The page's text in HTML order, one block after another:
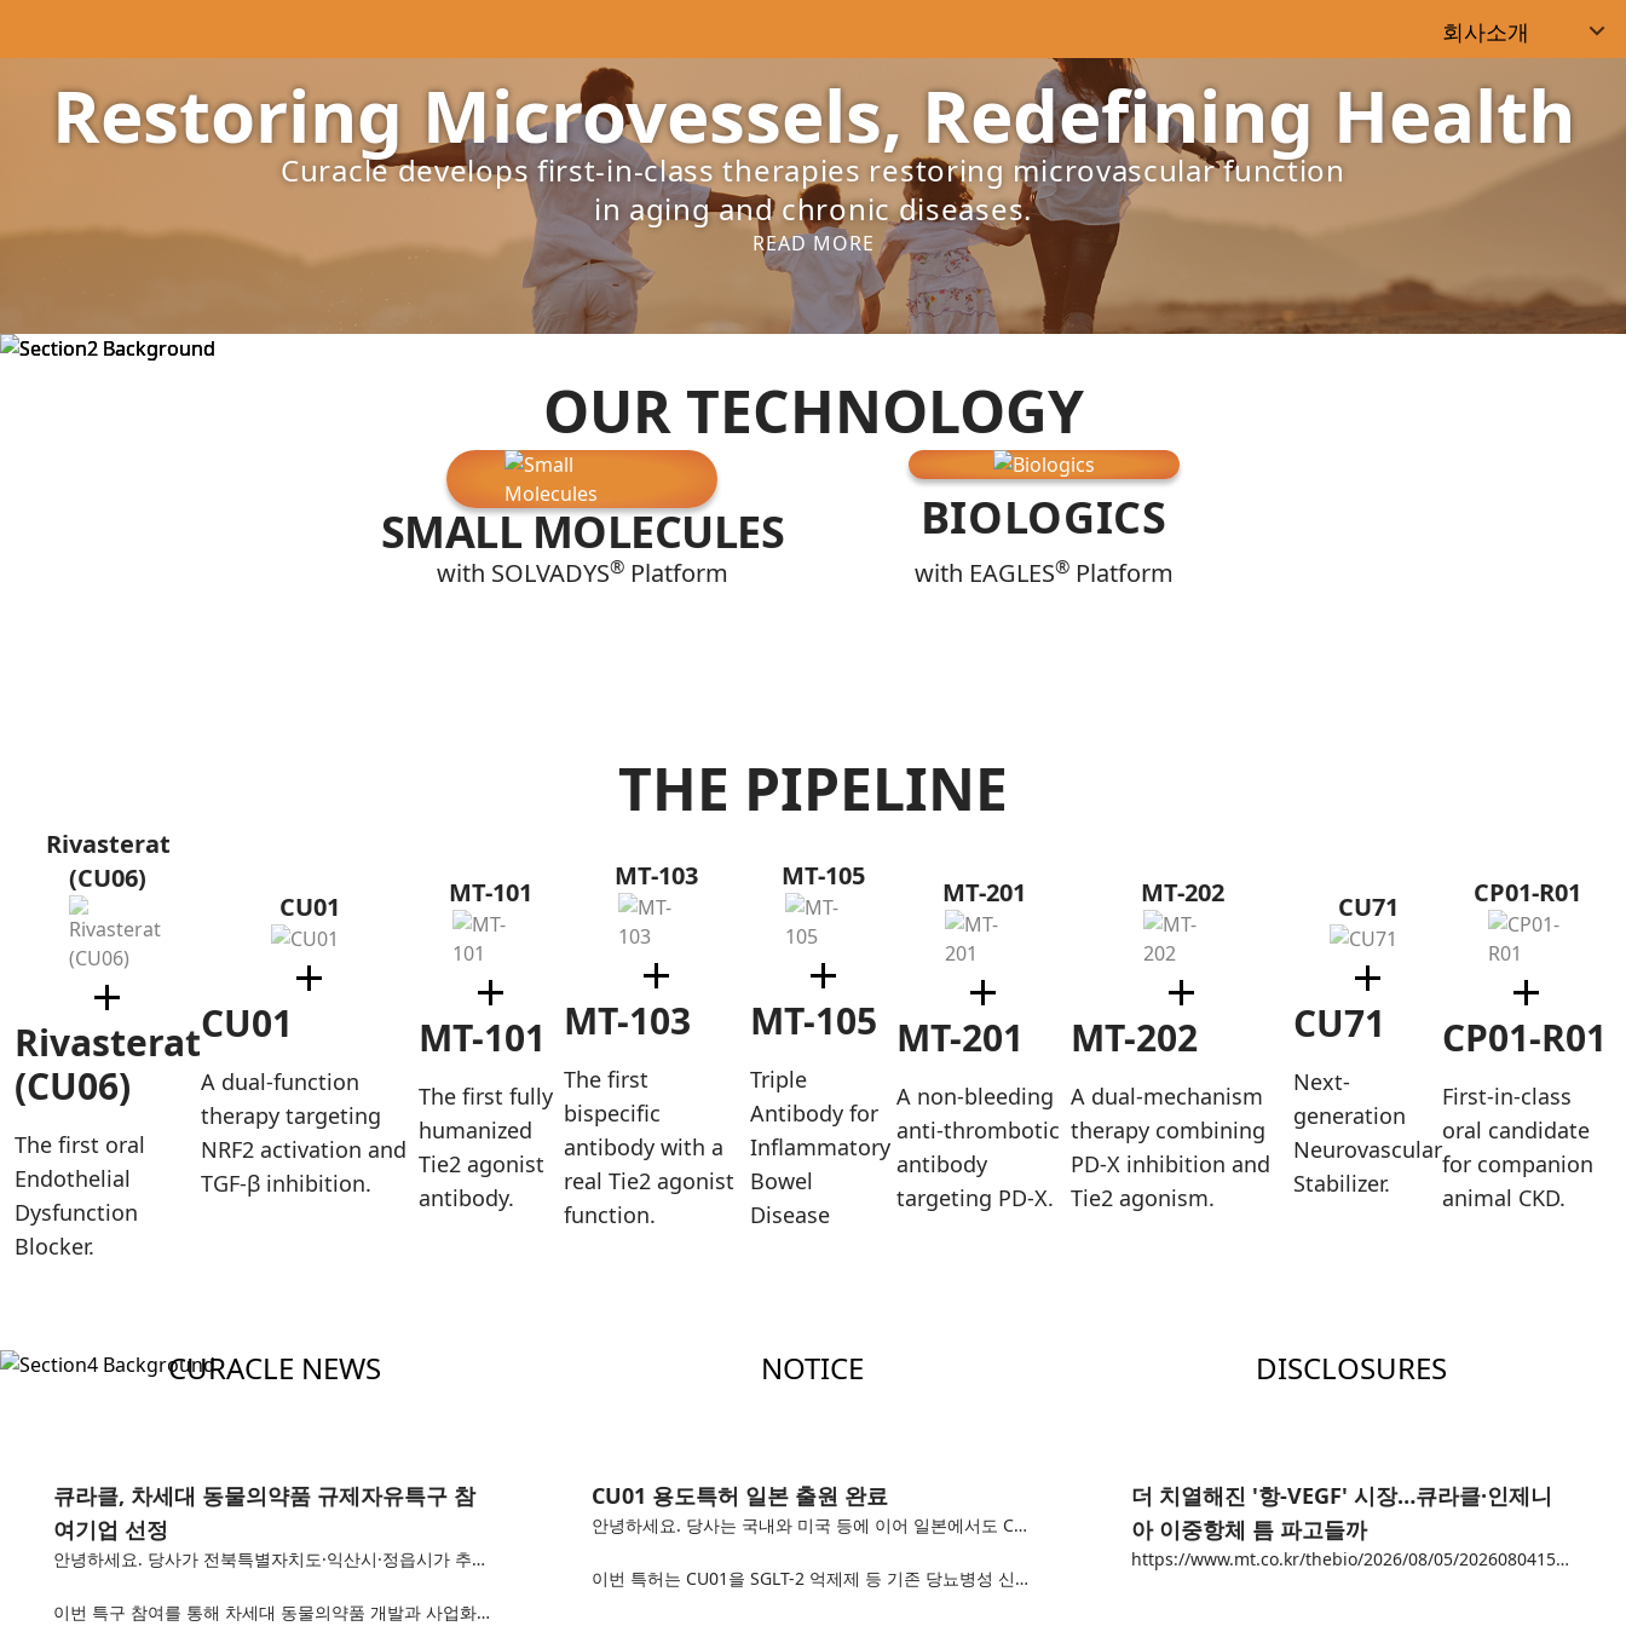
회사소개 R&D 파이프라인 커뮤니케이션 채용정보
회사소개
R&D
파이프라인
채용정보
Restoring Microvessels, Redefining Health
Curacle develops first-in-class therapies restoring microvascular function
in agingand chronic diseases.
READ MORE
OUR TECHNOLOGY
SMALL MOLECULES
with SOLVADYS®Platform
BIOLOGICS
with EAGLES®Platform
THE PIPELINE
Rivasterat
(CU06)
Rivasterat
(CU06)
The first oral
Endothelial
Dysfunction
Blocker.
CU01
CU01
A dual-function
therapy targeting
NRF2 activation and
TGF-β inhibition.
MT-101
MT-101
The first fully
humanized
Tie2 agonist
antibody.
MT-103
MT-103
The first
bispecific
antibody with a
real Tie2 agonist
function.
MT-105
MT-105
Triple
Antibody for
Inflammatory
Bowel
Disease
MT-201
MT-201
A non-bleeding
anti-thrombotic
antibody
targeting PD-X.
MT-202
MT-202
A dual-mechanism
therapy combining
PD-X inhibition and
Tie2 agonism.
CU71
CU71
Next-
generation
Neurovascular
Stabilizer.
CP01-R01
CP01-R01
First-in-class
oral candidate
for companion
animal CKD.
CURACLE NEWS NOTICE DISCLOSURES
큐라클, 차세대 동물의약품 규제자유특구 참
여기업 선정
안녕하세요. 당사가 전북특별자치도·익산시·정읍시가 추진하는 차세대 동물의약품 규제자유특구 참여기업으로 선정되어 지난 6일 투자협약식에 참석했습니다.
이번 특구 참여를 통해 차세대 동물의약품 개발과 사업화를 위한 협력 기반을 확대해 나갈 예정이며, 세부 내용은 추후 언...
CU01 용도특허 일본 출원 완료
안녕하세요. 당사는 국내와 미국 등에 이어 일본에서도 CU01 당뇨병성 신증 임상 2b상 결과를 기반으로 한 신규 용도특허 출원을 완료했습니다.
이번 특허는 CU01을 SGLT-2 억제제 등 기존 당뇨병성 신증 치료제와 병용하는 치료 방법에 관한 것으로, 임상 2b상...
더 치열해진 '항-VEGF' 시장…큐라클·인제니
아 이중항체 틈 파고들까
https://www.mt.co.kr/thebio/2026/08/05/2026080415305686349